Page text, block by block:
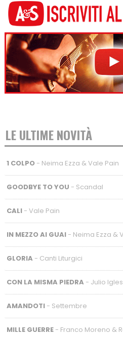
LE ULTIME NOVITÀ
1 COLPO- Neima Ezza & Vale Pain
GOODBYE TO YOU - Scandal
CALI- Vale Pain
IN MEZZO AI GUAI- Neima Ezza &
GLORIA - Canti Liturgici
CON LA MISMA PIEDRA - Julio
AMANDOTI- Settembre
MILLE GUERRE- Franco Moreno &